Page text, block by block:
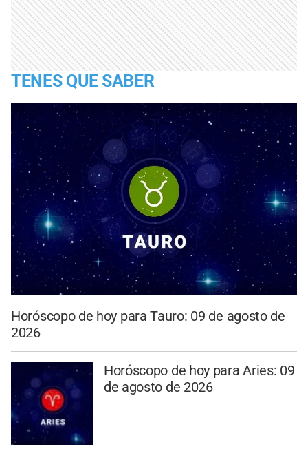
TENES QUE SABER
Horóscopo de hoy para Tauro: 09 de agosto de
2026
Horóscopo de hoy para Aries: 09
de agosto de 2026